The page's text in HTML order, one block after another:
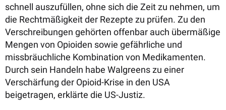
schnell auszufüllen, ohne sich die Zeit zu nehmen, um
die Rechtmäßigkeit der Rezepte zu prüfen. Zu den
Verschreibungen gehörten offenbar auch übermäßige
Mengen von Opioiden sowie gefährliche und
missbräuchliche Kombination von Medikamenten.
Durch sein Handeln habe Walgreens zu einer
Verschärfung der Opioid-Krise in den USA
beigetragen, erklärte die US-Justiz.